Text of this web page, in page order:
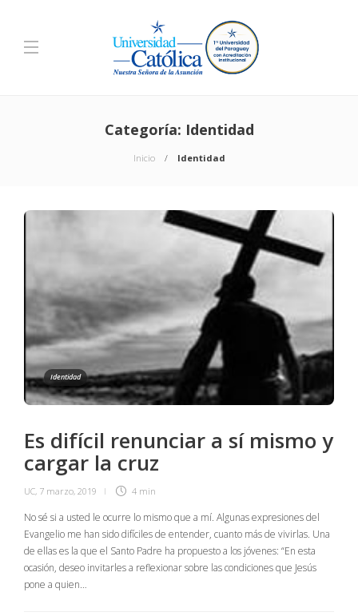
Categoría: Identidad
Inicio Identidad
Identidad
Es difícil renunciar a sí mismo y
cargar la cruz
UC, 7 marzo, 2019 4 min
No sé si a usted le ocurre lo mismo que a mí. Algunas expresiones del
Evangelio me han sido difíciles de entender, cuanto más de vivirlas. Una
de ellas es la que el Santo Padre ha propuesto a los jóvenes: “En esta
ocasión, deseo invitarles a reflexionar sobre las condiciones que Jesús
pone a quien…